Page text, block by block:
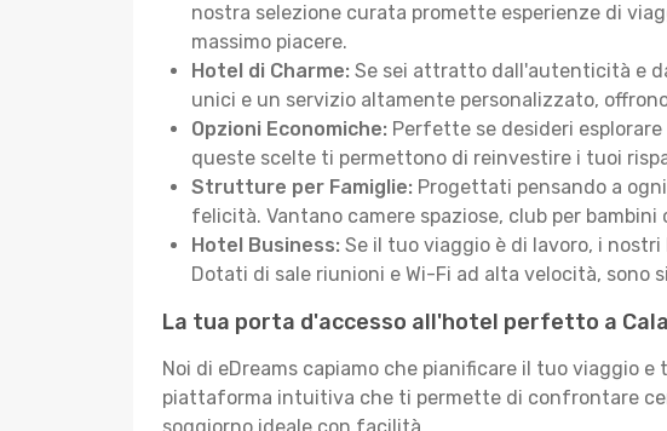
nostra selezione curata promette esperienze di
massimo piacere.
Hotel di Charme: Se sei attratto dall'autenticità e
unici e un servizio altamente personalizzato,
Opzioni Economiche: Perfette se desideri
queste scelte ti permettono di reinvestire i tuoi
Strutture per Famiglie: Progettati pensando a
felicità. Vantano camere spaziose, club per
Hotel Business: Se il tuo viaggio è di lavoro, i
Dotati di sale riunioni e Wi-Fi ad alta velocità,
La tua porta d'accesso all'hotel perfetto a
Noi di eDreams capiamo che pianificare il tuo viaggio
piattaforma intuitiva che ti permette di confrontare